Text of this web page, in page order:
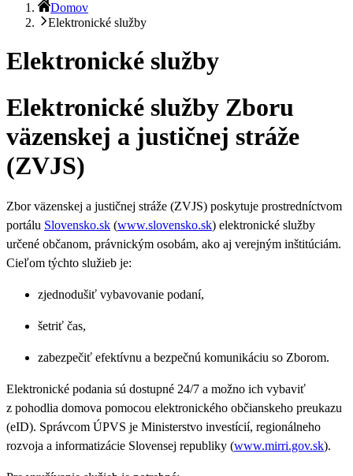
Domov
Elektronické služby
Elektronické služby
Elektronické služby Zboru
väzenskej a justičnej stráže
(ZVJS)
Zbor väzenskej a justičnej stráže (ZVJS) poskytuje prostredníctvom
portálu Slovensko.sk (www.slovensko.sk) elektronické služby
určené občanom, právnickým osobám, ako aj verejným inštitúciám.
Cieľom týchto služieb je:
zjednodušiť vybavovanie podaní,
šetriť čas,
zabezpečiť efektívnu a bezpečnú komunikáciu so Zborom.
Elektronické podania sú dostupné 24/7 a možno ich vybaviť
z pohodlia domova pomocou elektronického občianskeho preukazu
(eID). Správcom ÚPVS je Ministerstvo investícií, regionálneho
rozvoja a informatizácie Slovensej republiky (www.mirri.gov.sk).